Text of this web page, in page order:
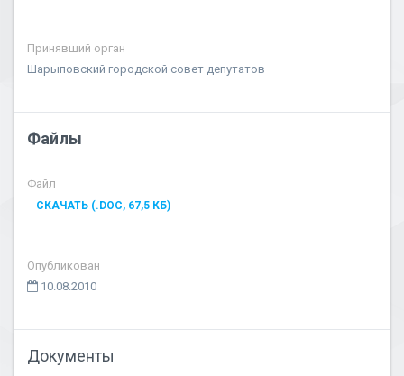
Принявший орган
Шарыповский городской совет депутатов
Файлы
Файл
СКАЧАТЬ (.DOC, 67,5 КБ)
Опубликован
10.08.2010
Документы